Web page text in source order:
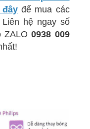
đâyđể mua các
Liên hệ ngay số
ZALO0938 009